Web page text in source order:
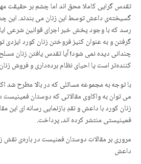
تقدس گرایی کاملا محق اند اما چشم بر حقیقت
گسیختەی داعش توسط این زنان می بندند. این
رسد کە با وجود پخش خبر اجرای قوانین شرعی
گرفتن و بە عنوان کنیز فروختن زنان کورد
چندانی دیدە نمی شود! آیا تقدس یافتن زنان
کنندەتر است یا احیای نظام بردەداری و فروش
با توجه به مجموعه مسائلی که در بالا مطرح
می توان به واکاوی مقالاتی که دوستان فمینیست
زنان کورد با داعش و نقدِ بازنمایی رسانه ای این
فمینیستی منتشر کرده اند، پرداخت.
مروری بر مقالات دوستان فمنیست در بارەی نقش
داعش